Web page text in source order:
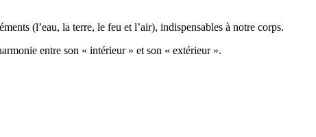
(l’eau, la terre, le feu et l’air), indispensables à notre corps.
entre son « intérieur » et son « extérieur ».